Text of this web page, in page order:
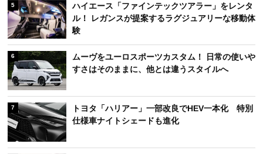
5
ハイエース「ファインテックツアラー」をレンタ
ル！ レガンスが提案するラグジュアリーな移動体
験
6
ムーヴをユーロスポーツカスタム！ 日常の使いや
すさはそのままに、他とは違うスタイルへ
7
トヨタ「ハリアー」一部改良でHEV一本化 特別
仕様車ナイトシェードも進化